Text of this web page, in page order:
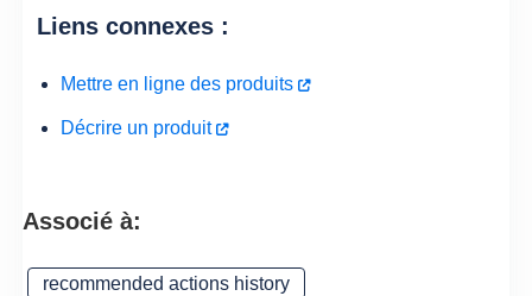
Liens connexes :
Mettre en ligne des produits
Décrire un produit
Associé à:
recommended actions history